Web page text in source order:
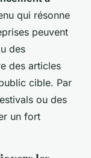
qui résonne
peuvent
des
des articles
cible. Par
ou des
un fort